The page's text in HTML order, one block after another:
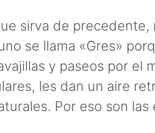
sirva de
se llama «Gres»
y paseos por el
les dan un aire
Por eso son